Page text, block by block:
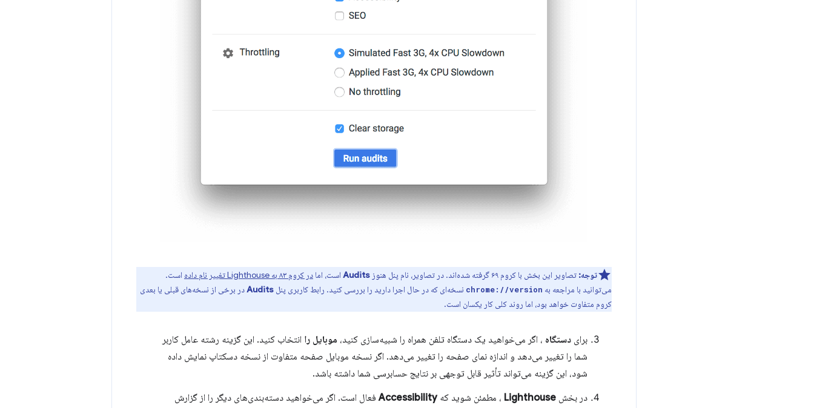
توجه: تصاویر این بخش با کروم ۶۹ گرفته شده‌اند. در تصاویر، نام پنل هنوز Audits است، اما در کروم ۸۳ به Lighthouse تغییر نام داده
است.
می‌توانید با مراجعه به chrome://version نسخه‌ای که در حال اجرا دارید را بررسی کنید. رابط کاربری پنل Auditsدر برخی از نسخه‌های قبلی یا بعدی
کروم متفاوت خواهد بود، اما روند کلی کار یکسان است.
برای دستگاه ، اگر می‌خواهید یک دستگاه تلفن همراه را شبیه‌سازی کنید، موبایل را انتخاب کنید. این گزینه رشته عامل کاربر
شما را تغییر می‌دهد و اندازه نمای صفحه را تغییر می‌دهد. اگر نسخه موبایل صفحه متفاوت از نسخه دسکتاپ نمایش داده
شود، این گزینه می‌تواند تأثیر قابل توجهی بر نتایج حسابرسی شما داشته باشد.
در بخش Lighthouse ، مطمئن شوید کهAccessibilityفعال است. اگر می‌خواهید دسته‌بندی‌های دیگر را از گزارش